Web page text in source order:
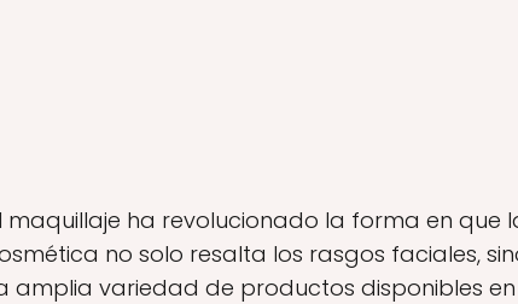
maquillaje ha revolucionado la forma en que
no solo resalta los rasgos faciales,
amplia variedad de productos disponibles